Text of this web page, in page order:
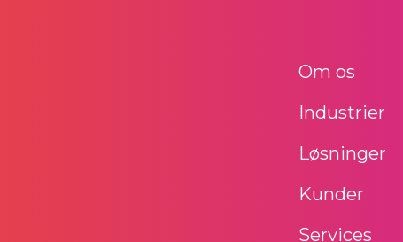
Om os
Industrier
Løsninger
Kunder
Services